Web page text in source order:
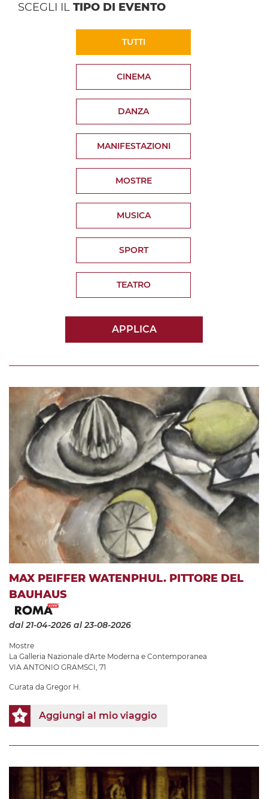
SCEGLI IL TIPO DI EVENTO
TUTTI
CINEMA
DANZA
MANIFESTAZIONI
MOSTRE
MUSICA
SPORT
TEATRO
APPLICA
MAX PEIFFER WATENPHUL. PITTORE DEL
BAUHAUS
dal 21-04-2026 al 23-08-2026
Mostre
La Galleria Nazionale d'Arte Moderna e Contemporanea
VIA ANTONIO GRAMSCI, 71
Curata da Gregor H.
Aggiungi al mio viaggio